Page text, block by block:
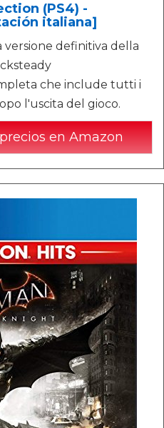
(PS4) -
italiana]
definitiva della
che include tutti i
l'uscita del gioco.
en Amazon